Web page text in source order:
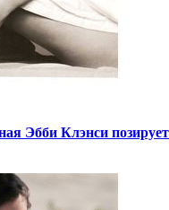
Эбби Клэнси